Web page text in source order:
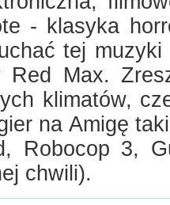
- klasyka
tej
Max.
klimatów,
na Amigę
Robocop 3,
chwili).